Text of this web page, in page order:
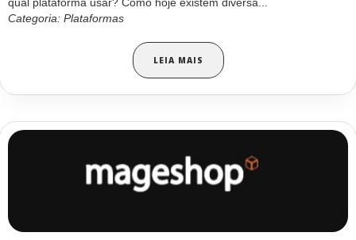
Categoria: Plataformas
LEIA MAIS